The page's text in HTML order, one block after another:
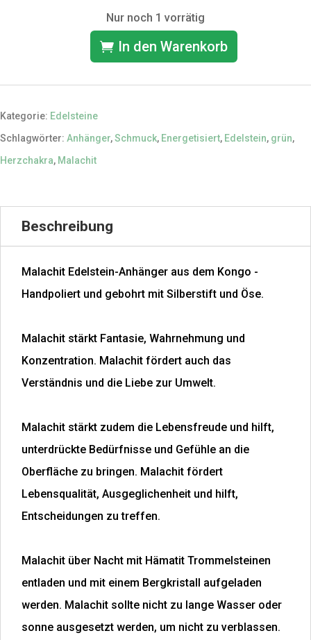
Nur noch 1 vorrätig
♥
Individuell
energetisiert
In den Warenkorb
Kategorie: Edelsteine
Schlagwörter: Anhänger,Schmuck, Energetisiert, Edelstein, grün,
Herzchakra, Malachit
Beschreibung
Malachit Edelstein-Anhänger aus dem Kongo -
Handpoliert und gebohrt mit Silberstift und Öse.
Malachit stärkt Fantasie, Wahrnehmung und
Konzentration. Malachit fördert auch das
Verständnis und die Liebe zur Umwelt.
Malachit stärkt zudem die Lebensfreude und hilft,
unterdrückte Bedürfnisse und Gefühle an die
Oberfläche zu bringen. Malachit fördert
Lebensqualität, Ausgeglichenheit und hilft,
Entscheidungen zu treffen.
Malachit über Nacht mit Hämatit Trommelsteinen
entladen und mit einem Bergkristall aufgeladen
werden. Malachit sollte nicht zu lange Wasser oder
sonne ausgesetzt werden, um nicht zu verblassen.